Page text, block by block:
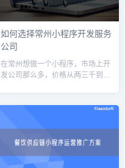
如何选择常州小程序开发服务
公司
在常州想做一个小程序，市场上开
发公司那么多，价格从两三千到两
和创业者，也踩过一些坑，今天就